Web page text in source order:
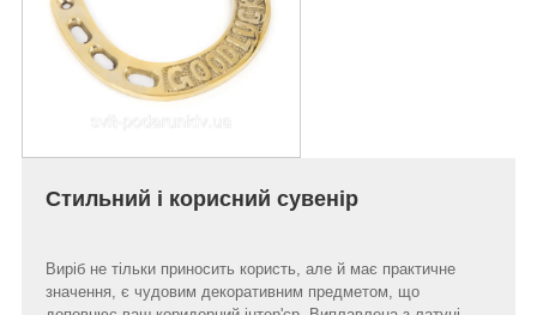
Стильний і корисний сувенір
Виріб не тільки приносить користь, але й має практичне
значення, є чудовим декоративним предметом, що